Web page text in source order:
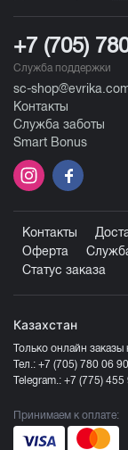
+7 (705)
Служба поддержки
sc-
Контакты
Служба заботы
Smart Bonus
Контакты
Оферта
Статус заказа
Казахстан
Только онлайн заказы
Тел.: +7 (705) 780 06 90
Telegram.: +7 (775) 455
Принимаем к оплате: